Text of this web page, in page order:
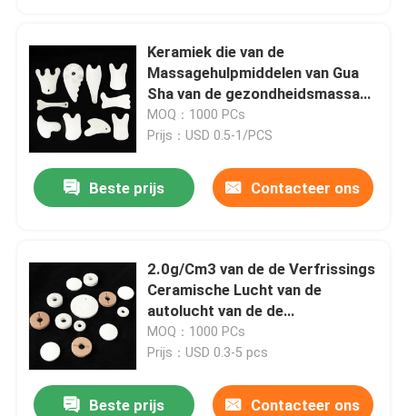
Keramiek die van de
Massagehulpmiddelen van Gua
Sha van de gezondheidsmassage
de Creatieve Ceramische
Ceramische Plaat afdanken
MOQ：1000 PCs
Prijs：USD 0.5-1/PCS
Beste prijs Contacteer ons
2.0g/Cm3 van de de Verfrissings
Ceramische Lucht van de
autolucht van de de
Verfrissingsnieuwe vulling het
Parfumspaander
MOQ：1000 PCs
Prijs：USD 0.3-5 pcs
Beste prijs Contacteer ons